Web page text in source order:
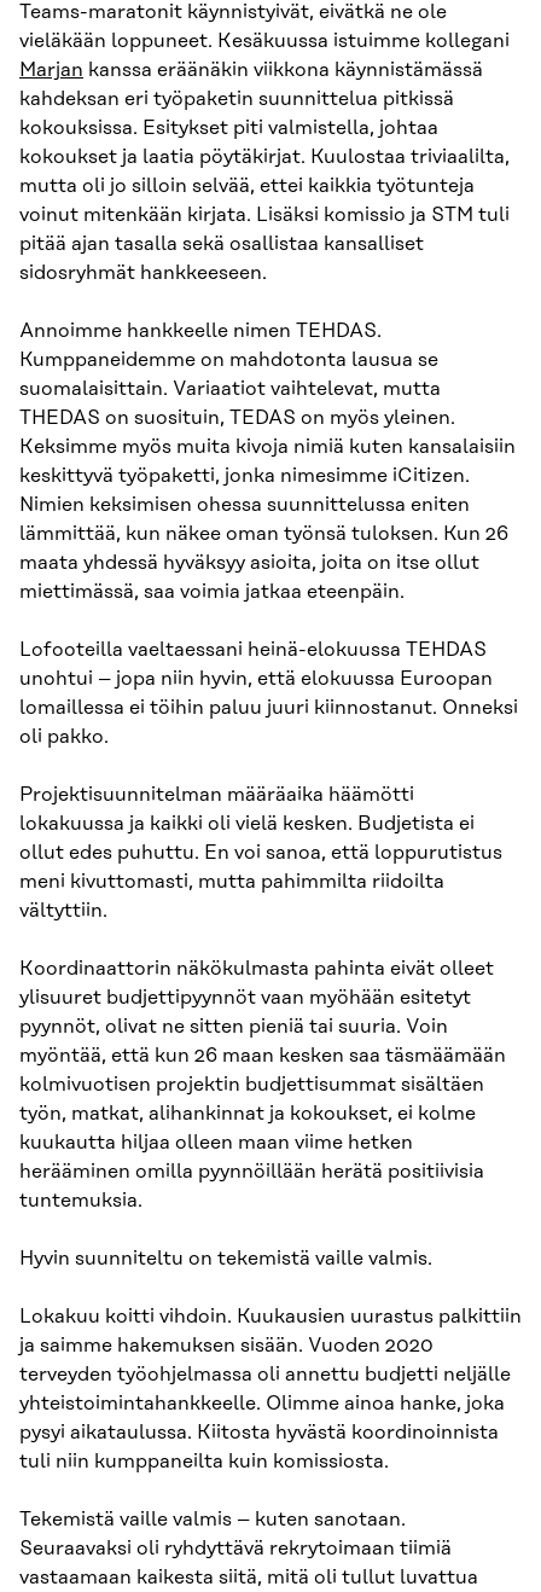
Teams-maratonit käynnistyivät, eivätkä ne ole
vieläkään loppuneet. Kesäkuussa istuimme kollegani
Marjan kanssa eräänäkin viikkona käynnistämässä
kahdeksan eri työpaketin suunnittelua pitkissä
kokouksissa. Esitykset piti valmistella, johtaa
kokoukset ja laatia pöytäkirjat. Kuulostaa triviaalilta,
mutta oli jo silloin selvää, ettei kaikkia työtunteja
voinut mitenkään kirjata. Lisäksi komissio ja STM tuli
pitää ajan tasalla sekä osallistaa kansalliset
sidosryhmät hankkeeseen.
Annoimme hankkeelle nimen TEHDAS.
Kumppaneidemme on mahdotonta lausua se
suomalaisittain. Variaatiot vaihtelevat, mutta
THEDAS on suosituin, TEDAS on myös yleinen.
Keksimme myös muita kivoja nimiä kuten kansalaisiin
keskittyvä työpaketti, jonka nimesimme iCitizen.
Nimien keksimisen ohessa suunnittelussa eniten
lämmittää, kun näkee oman työnsä tuloksen. Kun 26
maata yhdessä hyväksyy asioita, joita on itse ollut
miettimässä, saa voimia jatkaa eteenpäin.
Lofooteilla vaeltaessani heinä-elokuussa TEHDAS
unohtui – jopa niin hyvin, että elokuussa Euroopan
lomaillessa ei töihin paluu juuri kiinnostanut. Onneksi
oli pakko.
Projektisuunnitelman määräaika häämötti
lokakuussa ja kaikki oli vielä kesken. Budjetista ei
ollut edes puhuttu. En voi sanoa, että loppurutistus
meni kivuttomasti, mutta pahimmilta riidoilta
vältyttiin.
Koordinaattorin näkökulmasta pahinta eivät olleet
ylisuuret budjettipyynnöt vaan myöhään esitetyt
pyynnöt, olivat ne sitten pieniä tai suuria. Voin
myöntää, että kun 26 maan kesken saa täsmäämään
kolmivuotisen projektin budjettisummat sisältäen
työn, matkat, alihankinnat ja kokoukset, ei kolme
kuukautta hiljaa olleen maan viime hetken
herääminen omilla pyynnöillään herätä positiivisia
tuntemuksia.
Hyvin suunniteltu on tekemistä vaille valmis.
Lokakuu koitti vihdoin. Kuukausien uurastus palkittiin
ja saimme hakemuksen sisään. Vuoden 2020
terveyden työohjelmassa oli annettu budjetti neljälle
yhteistoimintahankkeelle. Olimme ainoa hanke, joka
pysyi aikataulussa. Kiitosta hyvästä koordinoinnista
tuli niin kumppaneilta kuin komissiosta.
Tekemistä vaille valmis – kuten sanotaan.
Seuraavaksi oli ryhdyttävä rekrytoimaan tiimiä
vastaamaan kaikesta siitä, mitä oli tullut luvattua